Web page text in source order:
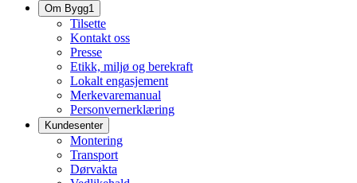
Om Bygg1
Tilsette
Kontakt oss
Presse
Etikk, miljø og berekraft
Lokalt engasjement
Merkevaremanual
Personvernerklæring
Kundesenter
Montering
Transport
Dørvakta